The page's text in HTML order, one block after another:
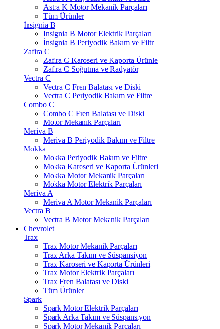
Astra K Motor Mekanik Parçaları
Tüm Ürünler
İnsignia B
İnsignia B Motor Elektrik Parçaları
İnsignia B Periyodik Bakım ve Filtr
Zafira C
Zafira C Karoseri ve Kaporta Ürünle
Zafira C Soğutma ve Radyatör
Vectra C
Vectra C Fren Balatası ve Diski
Vectra C Periyodik Bakım ve Filtre
Combo C
Combo C Fren Balatası ve Diski
Motor Mekanik Parçaları
Meriva B
Meriva B Periyodik Bakım ve Filtre
Mokka
Mokka Periyodik Bakım ve Filtre
Mokka Karoseri ve Kaporta Ürünleri
Mokka Motor Mekanik Parçaları
Mokka Motor Elektrik Parçaları
Meriva A
Meriva A Motor Mekanik Parçaları
Vectra B
Vectra B Motor Mekanik Parçaları
Chevrolet
Trax
Trax Motor Mekanik Parçaları
Trax Arka Takım ve Süspansiyon
Trax Karoseri ve Kaporta Ürünleri
Trax Motor Elektrik Parçaları
Trax Fren Balatası ve Diski
Tüm Ürünler
Spark
Spark Motor Elektrik Parçaları
Spark Arka Takım ve Süspansiyon
Spark Motor Mekanik Parçaları